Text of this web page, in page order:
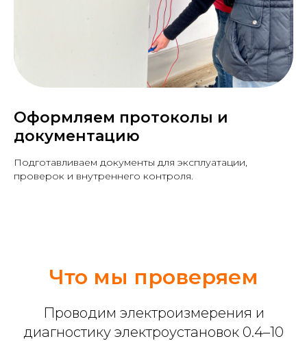
Оформляем протоколы и
документацию
Подготавливаем документы для эксплуатации,
проверок и внутреннего контроля.
Что мы проверяем
Проводим электроизмерения и
диагностику электроустановок 0.4–10